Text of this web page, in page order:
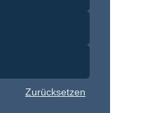
Zurücksetzen